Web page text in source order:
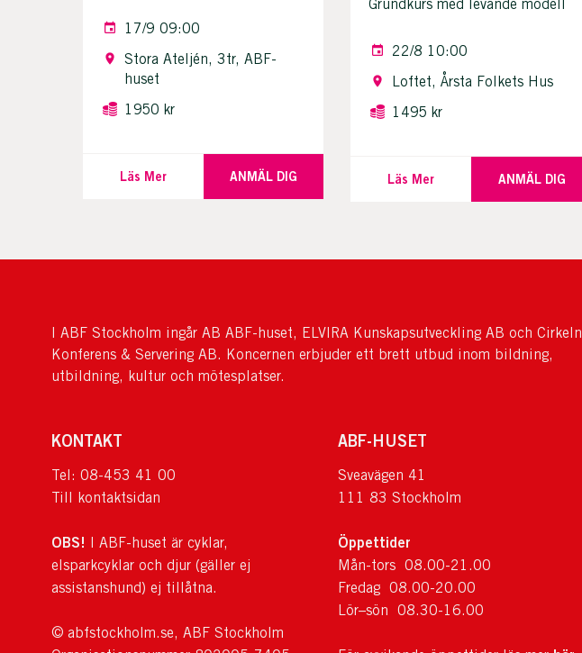
17/9 09:00
Stora Ateljén, 3tr, ABF-
huset
1950 kr
Läs Mer ANMÄL DIG
Grundkurs med levande modell
22/8 10:00
Loftet, Årsta Folkets Hus
1495 kr
Läs Mer ANMÄL DIG
I ABF Stockholm ingår AB ABF-huset, ELVIRA Kunskapsutveckling AB och Cirkeln
Konferens & Servering AB. Koncernen erbjuder ett brett utbud inom bildning,
utbildning, kultur och mötesplatser.
KONTAKT
Tel: 08-453 41 00
Till kontaktsidan
OBS! I ABF-huset är cyklar,
elsparkcyklar och djur (gäller ej
assistanshund) ej tillåtna.
© abfstockholm.se, ABF Stockholm
ABF-HUSET
Sveavägen 41
111 83 Stockholm
Öppettider
Mån-tors 08.00-21.00
Fredag 08.00-20.00
Lör–sön 08.30-16.00